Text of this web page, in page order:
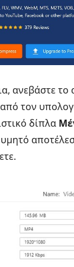
ανεβάστε το
τον
δίπλα